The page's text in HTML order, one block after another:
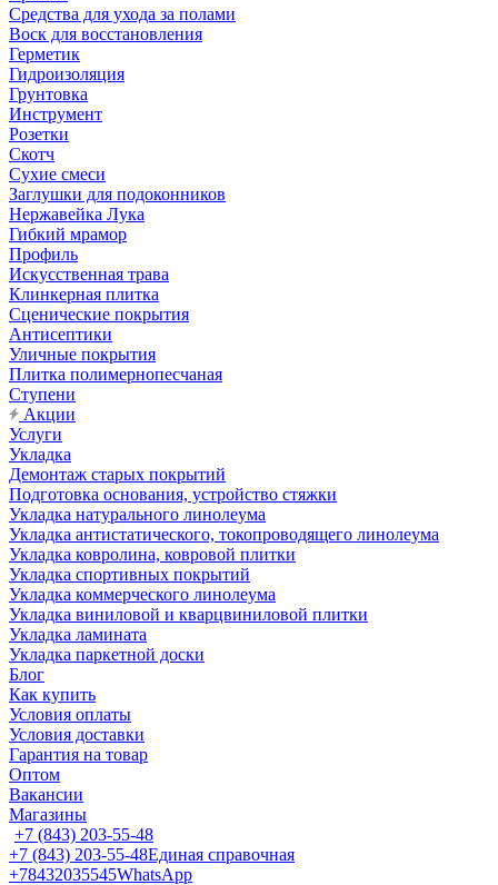
Средства для ухода за полами
Воск для восстановления
Герметик
Гидроизоляция
Грунтовка
Инструмент
Розетки
Скотч
Сухие смеси
Заглушки для подоконников
Нержавейка Лука
Гибкий мрамор
Профиль
Искусственная трава
Клинкерная плитка
Сценические покрытия
Антисептики
Уличные покрытия
Плитка полимернопесчаная
Ступени
Акции
Услуги
Укладка
Демонтаж старых покрытий
Подготовка основания, устройство стяжки
Укладка натурального линолеума
Укладка антистатического, токопроводящего линолеума
Укладка ковролина, ковровой плитки
Укладка спортивных покрытий
Укладка коммерческого линолеума
Укладка виниловой и кварцвиниловой плитки
Укладка ламината
Укладка паркетной доски
Блог
Как купить
Условия оплаты
Условия доставки
Гарантия на товар
Оптом
Вакансии
Магазины
+7 (843) 203-55-48
+7 (843) 203-55-48Единая справочная
+78432035545WhatsApp